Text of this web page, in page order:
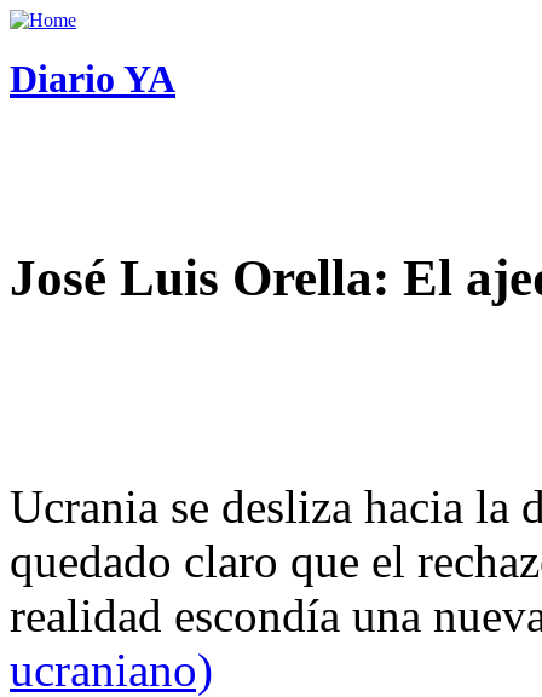
Diario YA
José Luis Orella: El
Ucrania se desliza hacia
quedado claro que el
realidad escondía una
ucraniano)